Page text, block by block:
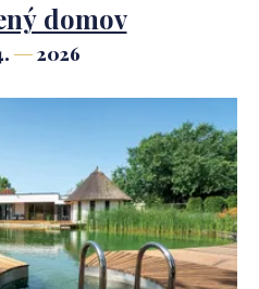
domov
2026